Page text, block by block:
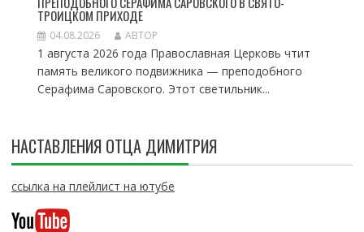
ТРОИЦКОМ ПРИХОДЕ
04.08.2026 АВТОР
1 августа 2026 года Православная Церковь чтит
память великого подвижника — преподобного
Серафима Саровского. Этот светильник...
НАСТАВЛЕНИЯ ОТЦА ДИМИТРИЯ
ссылка на плейлист на ютубе